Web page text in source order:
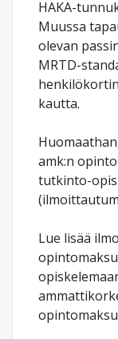
HAKA-
Muussa
olevan
MRTD-
kautta.
amk:n
tutkinto-
Lue lisää